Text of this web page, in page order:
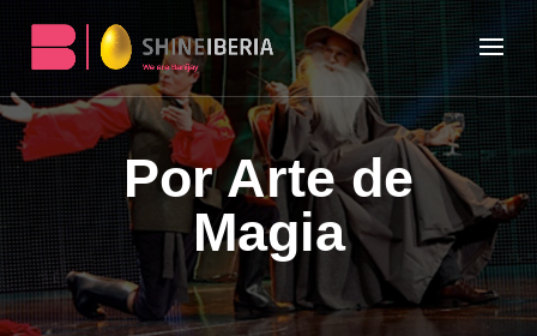
Por Arte de
Magia